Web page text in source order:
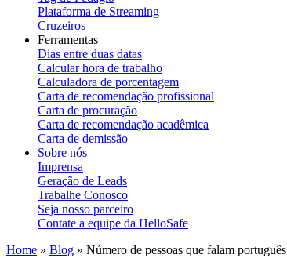
Plataforma de Streaming
Cruzeiros
Ferramentas
Dias entre duas datas
Calcular hora de trabalho
Calculadora de porcentagem
Carta de recomendação profissional
Carta de procuração
Carta de recomendação acadêmica
Carta de demissão
Sobre nós
Imprensa
Geração de Leads
Trabalhe Conosco
Seja nosso parceiro
Contate a equipe da HelloSafe
Home » Blog » Número de pessoas que falam